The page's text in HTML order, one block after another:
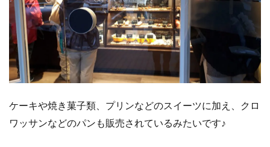
ケーキや焼き菓子類、プリンなどのスイーツに加え、クロ
ワッサンなどのパンも販売されているみたいです♪